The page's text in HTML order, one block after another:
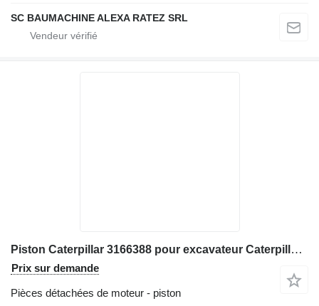
SC BAUMACHINE ALEXA RATEZ SRL
Piston Caterpillar 3166388 pour excavateur Caterpillar M315D, M316D
Prix sur demande
Pièces détachées de moteur - piston